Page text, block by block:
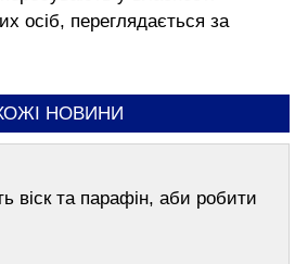
осіб, переглядається за
НОВИНИ
віск та парафін, аби робити